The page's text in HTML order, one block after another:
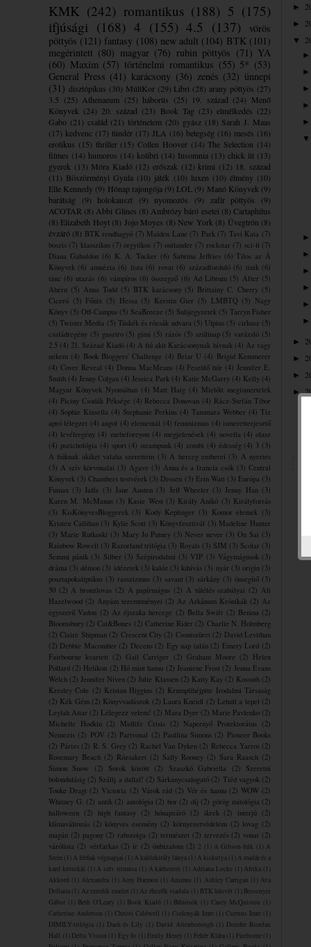
KMK (242) romantikus (188) 5 (175)
ifjúsági (168) 4 (155) 4.5 (137)
vörös
pöttyös (121) fantasy (108) new adult (104) BTK (101)
megérintett (80) magyar (76) rubin pöttyös (71) YA
(60) Maxim (57) történelmi romantikus (55) 5* (53)
General Press (41) karácsony (36) zenés (32) ünnepi
(31) disztópikus (30) MúltKor (29) Libri (28) arany pöttyös (27)
3.5 (25) Athenaeum (25) háborús (25) 19. század (24) Menő
Könyvek (24) 20. század (23) Book Tag (23) elmélkedés (22)
Gabo (21) család (21) történelem (20) gyász (18) Sarah J. Maas
(17) kedvenc (17) tündér (17) JLA (16) betegség (16) mesés (16)
erotikus (15) thriller (15) Collen Hoover (14) The Selection (14)
filmes (14) humoros (14) kolibri (14) Insomnia (13) chick lit (13)
gyerek (13) Móra Kiadó (12) erőszak (12) krimi (12) 18. század
(11) Böszörményi Gyula (10) játék (10) luxen (10) élmény (10)
Elle Kennedy (9) Hónap rajongója (9) LOL (9) Manó Könyvek (9)
barátság
(9) holokauszt (9) nyomozós (9) zafír pöttyös
(9)
ACOTAR (8) Abbi Glines (8) Ambrózy báró esetei (8) Cartaphilus
(8) Elizabeth Hoyt (8) Jojo Moyes (8) New York (8) Üvegtrón (8)
évzáró (8) BTK rendhagyó (7) Maiden Lane (7) Park (7) Tavi Kata (7)
boszis (7) klasszikus (7) orgyilkos (7) outlander (7) rockstar (7) sci-fi (7)
Diana Gabaldon (6) K. A. Tucker (6) Sabrina Jeffries (6) Tilos az Á
Könyvek (6) amnézia (6) lista (6) rovat (6) századforduló (6) tinik (6)
tánc (6) utazás (6) vámpíros (6) összegző (6) Ad Librum (5) After (5)
Ahern (5) Anna Todd (5) BTK karácsony (5) Brittainy C. Cherry (5)
Ciceró (5) Főnix (5) Hessa (5) Kerstin Gier (5) LMBTQ (5) Nagy
Könyv (5) Off-Campus (5) SeaBreeze (5) Sulijegyzetek (5) Tarryn Fisher
(5) Twister Media (5) Tüskék és rózsák udvara (5) Ulpius (5) cirkusz (5)
családregény (5) gasztro (5) gimi (5) rázós (5) szülinap (5) varázsló (5)
2.5 (4) 21. Század Kiadó (4) A fiú akit Karácsonynak hívnak (4) Az vagy
nekem (4) Book Bloggers' Challenge (4) Briar U (4) Brigid Kemmerer
(4) Cover Reveal (4) Donna MacMeans (4) Feszülő húr (4) Jennifer E.
Smith (4) Jenny Colgan (4) Jessica Park (4) Katie McGarry (4) Kelly (4)
Magyar Könyvek Nyomában (4) Matt Haig (4) Mielőtt megismertelek
(4) Piciny Csodák Péksége (4) Rebecca Donovan (4) Rácz-Stefán Tibor
(4) Sophie Kinsella (4) Stephanie Perkins (4) Tammara Webber (4) Tíz
apró lélegzet (4) angol (4) elementál (4) feminizmus (4) ismeretterjesztő
(4) levélregény (4) mebeforeyou (4) megjelenések (4) novella (4) olasz
(4) pszichológia (4) sport (4) steampunk (4) zombi (4) édesség (4) 3 (3)
A fiúknak akiket valaha szerettem (3) A herceg emberei (3) A nyertes
(3) A szív körvonalai (3) Agave (3) Anna és a francia csók (3) Central
Könyvek (3) Chambers testvérek (3) Dessen (3) Erin Watt (3) Európa (3)
Fumax (3) Jaffa (3) Jane Austen (3) Jeff Wheeler (3) Jenny Han (3)
Karen M. McManus (3) Kasie West (3) Király Anikó (3) Királyforrás
(3) KisKönyvesBloggerek (3) Kody Keplinger (3) Komor elemek (3)
Kristen Callihan (3) Kylie Scott (3) Könyvfesztivál (3) Madeline Hunter
(3) Marie Rutkoski (3) Mary Jo Putney (3) Never never (3) On Sai (3)
Rainbow Rowell (3) Razorland trilógia (3) Royals (3) SJM (3) Scolar (3)
Semmi pánik (3) Silber (3) Szépirodalmi (3) VIP (3) Vágymágusok (3)
dráma (3) démon (3) idézetek (3) kalóz (3) kihívás (3) nyár (3) origin (3)
posztapokaliptikus (3) rasszizmus (3) savant (3) sárkány (3) önsegítő (3)
50 (2) A bronzlovas (2) A papírmágus (2) A túlélés szabályai (2) Ali
Hazelwood (2) Anyám teremtményei (2) Az Arkánum Krónikák (2) Az
egyszerű Vadon (2) Az éjszaka hercege (2) Bella Swift (2) Benina (2)
Bloomsbury (2) Cat&Bones (2) Catherine Rider (2) Charlie N. Holmberg
(2) Claire Shipman (2) Crescent City (2) Csontszüret (2) David Levithan
(2) Debbie Macomber (2) Decens (2) Egy nap talán (2) Emery Lord (2)
Fairbourne kvartett (2) Gail Carriger (2) Graham Moore (2) Helen
Pollard (2) Helikon (2) Hó mint hamu (2) Jeaniene Frost (2) Jenna Evans
Welch (2) Jennifer Niven (2) Julie Klassen (2) Katty Kay (2) Kossuth (2)
Kresley Cole (2) Kristan Higgins (2) Krumplihéjpite ​Irodalmi Társaság
(2) Kék Gém (2) Könyvvadászok (2) Laura Kneidl (2) Lehull a lepel (2)
Leylah Attar (2) Lélegezz velem! (2) Mara Dyer (2) Marie Pavlenko (2)
Michelle Hodkin (2) Midlife Crisis (2) Napernyő Protektorátus (2)
Nemezis (2) POV (2) Partvonal (2) Paullina Simons (2) Pioneer Books
(2) Párizs (2) R. S. Grey (2) Rachel Van Dyken (2) Rebecca Yarros (2)
Rosemary Beach (2) Rózsakert (2) Sally Rooney (2) Sara Raasch (2)
Simon Snow
(2) Sorok között (2) Szaszkó Gabriella (2)
Szeretni
bolondulásig (2) Szállj a dallal! (2) Sárkánycsalogató (2) Tiéd vagyok (2)
Tonke Dragt (2) Victoria (2) Várok rád (2) Vér és hamu (2) WOW (2)
Whitney G. (2) antik (2) antológia (2) bor (2) díj (2) görög mitológia (2)
halloween (2) high fantasy (2) hónapzáró (2) ikrek (2) interjú (2)
klímaváltozás (2) könyves esemény (2) környezetvédelem (2) lovag (2)
magán (2) pagony (2) rabszolga (2) természet (2) tervezés (2) vonat (2)
várólista (2) vérfarkas (2) ír (2) önbizalom (2) 2 (1) A Gibson-fiúk (1) A
Szem (1) A férfiak végnapjai (1) A kalózkirály lánya (1) A kiskutya (1) A madár és a
kard krónikái
(1) A szív ritmusa (1) A ​kárhozott (1) Adriana Locke (1) Afrika
(1)
Akkord
(1) Alexandra (1) Amy Harmon (1) Animus (1) Ashley Carrigan (1) Ava
Dellaira (1) Az ezredik emelet (1) Az éhezők viadala (1) BTK húsvét (1) Bessenyei
Gábor
(1) Beth O'Leary (1) Book Kiadó (1) Bűnösök (1) Casey McQuiston
(1)
Catherine Anderson
(1) Christi Caldwell (1) Cselenyák Imre (1) Csernus Imre
(1)
DIMILY-trilógia
(1) Dash és Lily (1) David Attenborough (1) Deirdre Riordan
Hall
(1) Delta Vision (1) Egy fo (1) Emily Henry (1) Fehér Klára (1) Fireborne (1)
►
►
▼
►
►
►
►